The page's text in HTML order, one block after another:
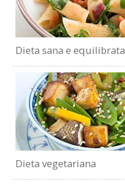
Dieta sana e equilibrata
Dieta vegetariana